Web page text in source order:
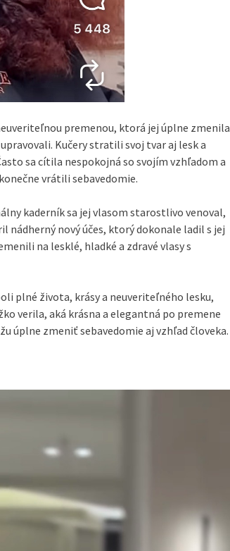
premenou, ktorá jej úplne zmenila
Kučery stratili svoj tvar aj lesk a
sa cítila nespokojná so svojím vzhľadom a
vrátili sebavedomie.
kaderník sa jej vlasom starostlivo venoval,
nový účes, ktorý dokonale ladil s jej
na lesklé, hladké a zdravé vlasy s
plné života, krásy a neuveriteľného lesku,
verila, aká krásna a elegantná po premene
úplne zmeniť sebavedomie aj vzhľad človeka.